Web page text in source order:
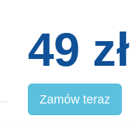
49 zł
Zamów teraz